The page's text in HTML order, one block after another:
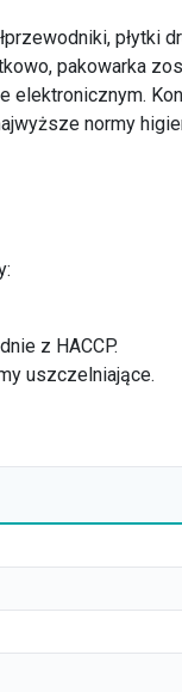
płytki
pakowarka
normy
z HACCP.
uszczelniające.